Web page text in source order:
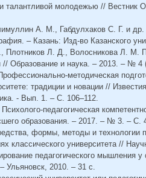
талантливой молодежью // Вестник
А. М., Габдулхаков С. Г. и др.
– Казань: Изд-во Казанского
Плотников Л. Д., Волосникова Л. М.
// Образование и наука. – 2013. – № 4
методическая
традиции и новации //
- Вып. 1. – С. 106–112.
педагогическая
образования. – 2017. – № 3. – С.
формы, методы и технологии
классического университета //
педагогического мышления у
Ульяновск, 2010. – 31 с.